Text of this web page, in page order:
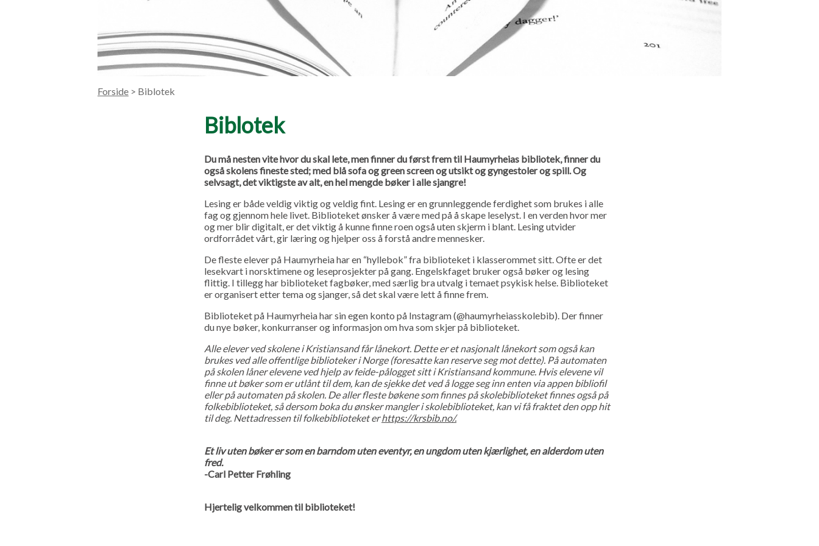
Forside > Biblotek
Biblotek
Du må nesten vite hvor du skal lete, men finner du først frem til Haumyrheias bibliotek, finner du
også skolens fineste sted; med blå sofa og green screen og utsikt og gyngestoler og spill. Og
selvsagt, det viktigste av alt, en hel mengde bøker i alle sjangre!
Lesing er både veldig viktig og veldig fint. Lesing er en grunnleggende ferdighet som brukes i alle
fag og gjennom hele livet. Biblioteket ønsker å være med på å skape leselyst. I en verden hvor mer
og mer blir digitalt, er det viktig å kunne finne roen også uten skjerm i blant. Lesing utvider
ordforrådet vårt, gir læring og hjelper oss å forstå andre mennesker.
De fleste elever på Haumyrheia har en “hyllebok” fra biblioteket i klasserommet sitt. Ofte er det
lesekvart i norsktimene og leseprosjekter på gang. Engelskfaget bruker også bøker og lesing
flittig. I tillegg har biblioteket fagbøker, med særlig bra utvalg i temaet psykisk helse. Biblioteket
er organisert etter tema og sjanger, så det skal være lett å finne frem.
Biblioteket på Haumyrheia har sin egen konto på Instagram (@haumyrheiasskolebib). Der finner
du nye bøker, konkurranser og informasjon om hva som skjer på biblioteket.
Alle elever ved skolene i Kristiansand får lånekort. Dette er et nasjonalt lånekort som også kan
brukes ved alle offentlige biblioteker i Norge (foresatte kan reserve seg mot dette). På automaten
på skolen låner elevene ved hjelp av feide-pålogget sitt i Kristiansand kommune. Hvis elevene vil
finne ut bøker som er utlånt til dem, kan de sjekke det ved å logge seg inn enten via appen bibliofil
eller på automaten på skolen. De aller fleste bøkene som finnes på skolebiblioteket finnes også på
folkebiblioteket, så dersom boka du ønsker mangler i skolebiblioteket, kan vi få fraktet den opp hit
til deg. Nettadressen til folkebiblioteket erhttps://krsbib.no/.
Et liv uten bøker er som en barndom uten eventyr, en ungdom uten kjærlighet, en alderdom uten
fred.
-Carl Petter Frøhling
Hjertelig velkommen til biblioteket!